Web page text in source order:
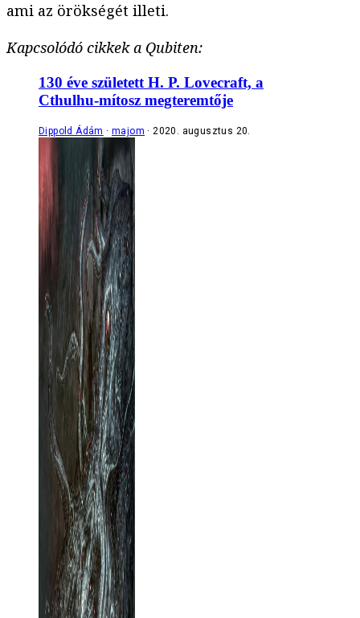
ami az örökségét illeti.
Kapcsolódó cikkek a Qubiten:
130 éve született H. P. Lovecraft, a
Cthulhu-mítosz megteremtője
Dippold Ádám majom 2020. augusztus 20.